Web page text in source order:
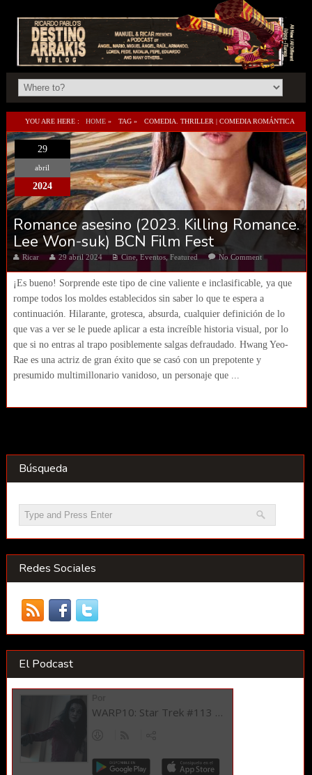
YOU ARE HERE : HOME » TAG » COMEDIA. THRILLER | COMEDIA ROMÁNTICA
29
abril
2024
Romance asesino (2023. Killing Romance.
Lee Won-suk) BCN Film Fest
Ricar 29 abril 2024 Cine,Eventos, Featured No Comment
¡Es bueno! Sorprende este tipo de cine valiente e inclasificable, ya que
rompe todos los moldes establecidos sin saber lo que te espera a
continuación. Hilarante, grotesca, absurda, cualquier definición de lo
que vas a ver se le puede aplicar a esta increíble historia visual, por lo
que si no entras al trapo posiblemente salgas defraudado. Hwang Yeo-
Rae es una actriz de gran éxito que se casó con un prepotente y
presumido multimillonario vanidoso, un personaje que ...
Búsqueda
Redes Sociales
El Podcast